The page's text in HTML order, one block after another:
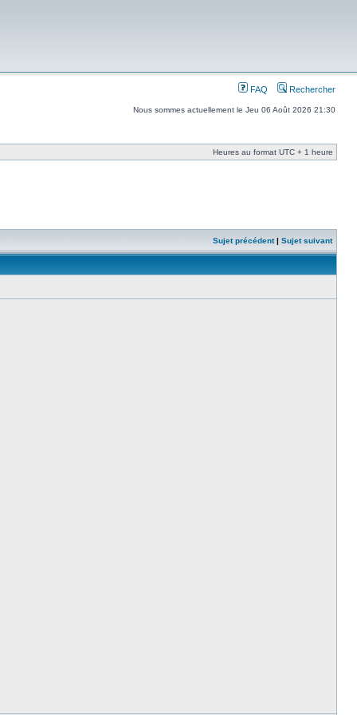
FAQ Rechercher
Nous sommes actuellement le Jeu 06 Août 2026 21:30
Heures au format UTC + 1 heure
Sujet précédent| Sujet suivant